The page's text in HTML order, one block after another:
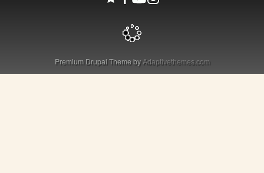
Premium Drupal Theme byAdaptivethemes.com